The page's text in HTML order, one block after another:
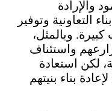
والإرادة
التعاونية وتوفير
وبالمثل،
واستئناف
لكن استعادة
بناء بنيتهم